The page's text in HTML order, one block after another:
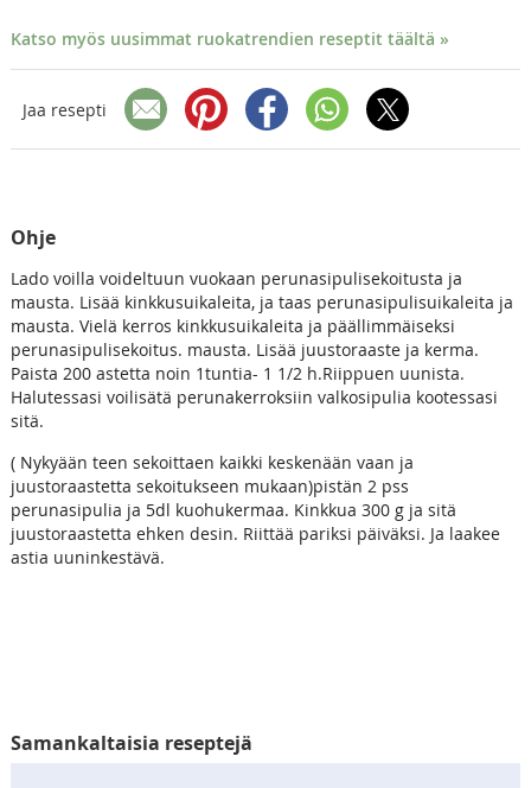
Katso myös uusimmat ruokatrendien reseptit täältä »
Jaa resepti
Ohje
Lado voilla voideltuun vuokaan perunasipulisekoitusta ja
mausta. Lisää kinkkusuikaleita, ja taas perunasipulisuikaleita ja
mausta. Vielä kerros kinkkusuikaleita ja päällimmäiseksi
perunasipulisekoitus. mausta. Lisää juustoraaste ja kerma.
Paista 200 astetta noin 1tuntia- 1 1/2 h.Riippuen uunista.
Halutessasi voilisätä perunakerroksiin valkosipulia kootessasi
sitä.
( Nykyään teen sekoittaen kaikki keskenään vaan ja
juustoraastetta sekoitukseen mukaan)pistän 2 pss
perunasipulia ja 5dl kuohukermaa. Kinkkua 300 g ja sitä
juustoraastetta ehken desin. Riittää pariksi päiväksi. Ja laakee
astia uuninkestävä.
Samankaltaisia reseptejä